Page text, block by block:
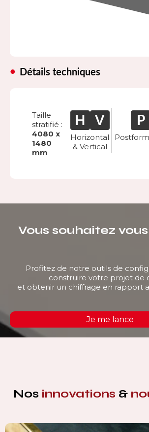
Détails techniques
Taille
stratifié :
4080 x
1480
mm
Horizontal
& Vertical
Vous souhaitez
Profitez de notre outils de
construire votre projet de
et obtenir un chiffrage en rapport
Je me lance
Nos innovations &